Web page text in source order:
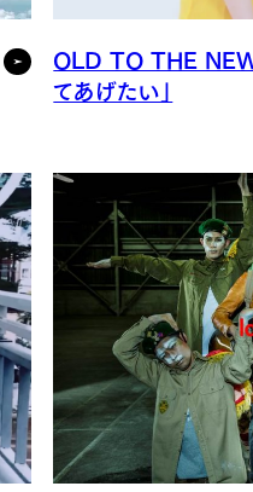
OLD TO THE
てあげたい」